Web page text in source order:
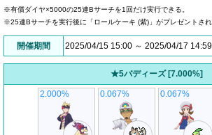
※有償ダイヤ×5000の25連Bサーチを1回だけ実行できる。
※25連Bサーチを実行後に「ロールケーキ (紫)」がプレゼントされ
開催期間 2025/04/15 15:00 ～ 2025/04/17 14:59
★5バディーズ [7.000%]
2.000% 0.067% 0.067%